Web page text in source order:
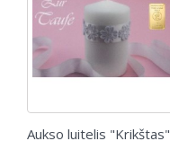
Aukso luitelis "Krikštas"